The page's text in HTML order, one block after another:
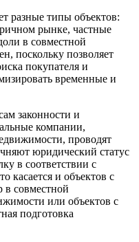
разные типы объектов:
рынке, частные
в совместной
поскольку позволяет
покупателя и
временные и
законности и
компании,
проводят
юридический статус
в соответствии с
касается и объектов с
в совместной
или объектов с
подготовка